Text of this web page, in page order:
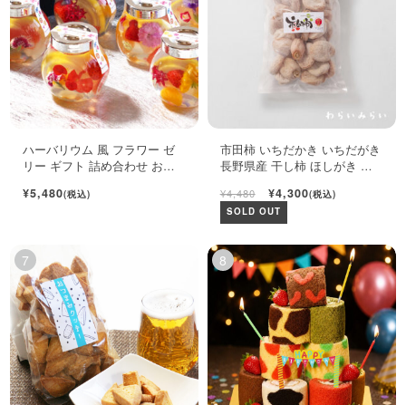
ハーバリウム 風 フラワー ゼ
リー ギフト 詰め合わせ おし
¥5,480(税込)
市田柿 いちだかき いちだがき
長野県産 干し柿 ほしがき い
¥4,480 ¥4,300(税込)
SOLD OUT